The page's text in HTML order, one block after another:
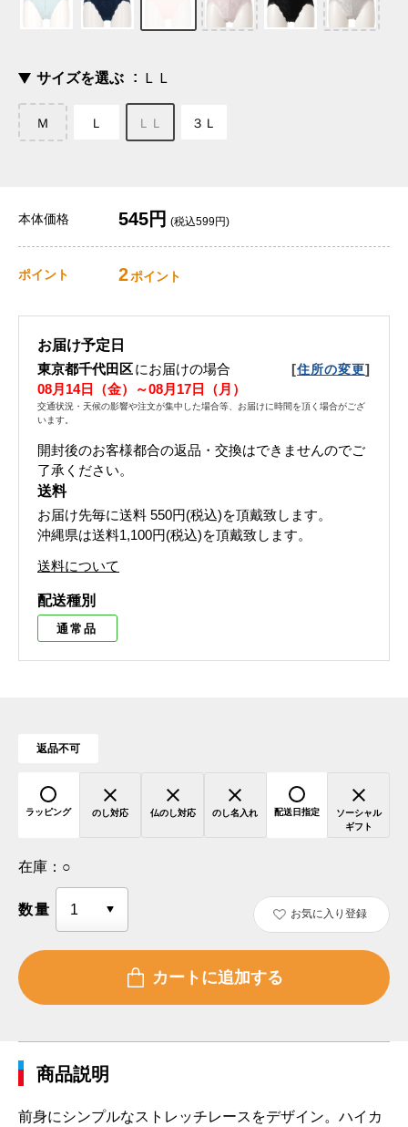
サイズを選ぶ ＬＬ
Ｍ Ｌ ＬＬ ３Ｌ
本体価格 545円 (税込599円)
ポイント 2ポイント
お届け予定日
東京都千代田区にお届けの場合 [住所の変更]
08月14日（金）～08月17日（月）
交通状況・天候の影響や注文が集中した場合等、お届けに時間を頂く場合がござ
います。
開封後のお客様都合の返品・交換はできませんのでご
了承ください。
送料
お届け先毎に送料 550円(税込)を頂戴致します。
沖縄県は送料1,100円(税込)を頂戴致します。
送料について
配送種別
通常品
返品不可
ラッピング のし対応 仏のし対応 のし名入れ 配送日指定
ソーシャル
ギフト
在庫： ○
数量 お気に入り登録
商品説明
前身にシンプルなストレッチレースをデザイン。ハイカ